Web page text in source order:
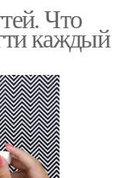
Что
каждый